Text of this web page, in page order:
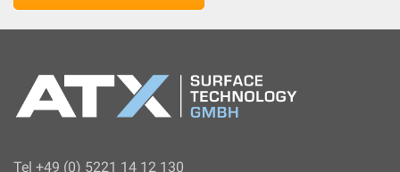
Tel +49 (0) 5221 14 12 130